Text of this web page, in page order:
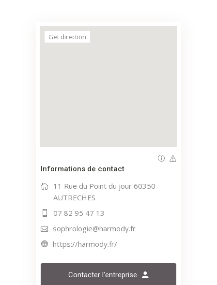
Get direction
Informations de contact
11 Rue du Point du jour 60350
AUTRECHES
07 82 95 47 13
sophrologie@harmody.fr
https://harmody.fr/
Contacter l'entreprise